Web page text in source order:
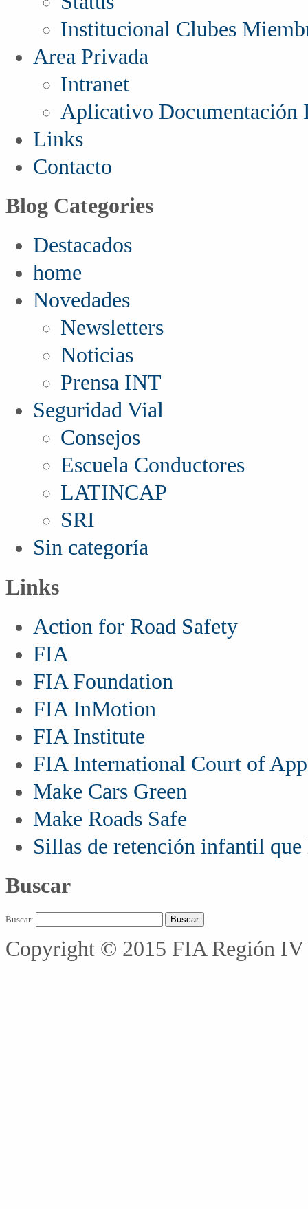
Institucional Clubes
Area Privada
Intranet
Aplicativo Documentación
Links
Contacto
Blog Categories
Destacados
home
Novedades
Newsletters
Noticias
Prensa INT
Seguridad Vial
Consejos
Escuela Conductores
LATINCAP
SRI
Sin categoría
Links
Action for Road Safety
FIA
FIA Foundation
FIA InMotion
FIA Institute
FIA International Court of
Make Cars Green
Make Roads Safe
Sillas de retención infantil que
Buscar
Buscar:
Copyright © 2015 FIA Región